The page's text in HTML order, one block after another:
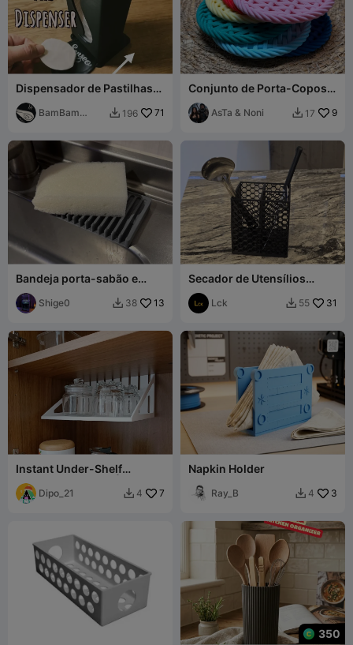
Dispensador de Pastilhas
de Café Senseo
BamBam
 196 71
Conjunto de Porta-Copos
Trançados com Suporte /
Woven Coaster Set wit
AsTa & Noni  17 9
Bandeja porta-sabão e
esponja
Shige0  38 13
Secador de Utensílios
Impresso em 3D
Lck  55 31
Instant Under-Shelf
Kitchen Organizer | No
Hardware
Dipo_21  4 7
Napkin Holder
Ray_B  4 3
350